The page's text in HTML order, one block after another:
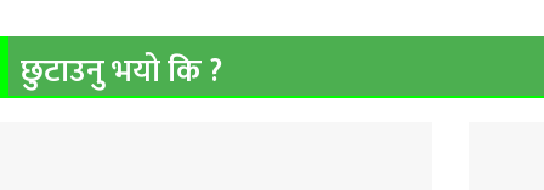
छुटाउनु भयो कि ?